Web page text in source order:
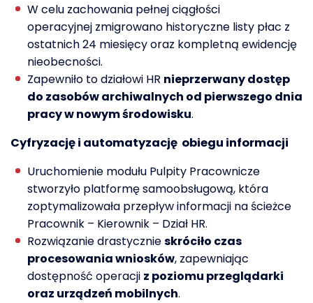
W celu zachowania pełnej ciągłości
operacyjnej zmigrowano historyczne listy płac z
ostatnich 24 miesięcy oraz kompletną ewidencję
nieobecności.
Zapewniło to działowi HR nieprzerwany dostęp
do zasobów archiwalnych od pierwszego dnia
pracy w nowym środowisku.
Cyfryzacjęi automatyzację obiegu informacji
Uruchomienie modułu Pulpity Pracownicze
stworzyło platformę samoobsługową, która
zoptymalizowała przepływ informacji na ścieżce
Pracownik – Kierownik – Dział HR.
Rozwiązanie drastycznieskróciło czas
procesowania wniosków, zapewniając
dostępność operacji z poziomu przeglądarki
oraz urządzeń mobilnych.